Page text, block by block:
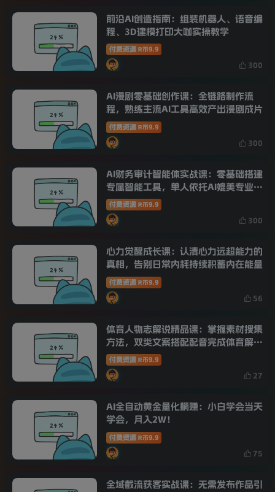
前沿AI创造指南：组装机器人、语音编
程、3D建模打印大咖实操教学
付费资源 R币9.9
300
AI漫剧零基础创作课：全链路制作流
程，熟练主流AI工具高效产出漫剧成片
付费资源 R币9.9
300
AI财务审计智能体实战课：零基础搭建
专属智能工具，单人依托AI媲美专业财
审团队
付费资源 R币9.9
300
心力觉醒成长课：认清心力远超能力的
真相，告别日常内耗持续积蓄内在能量
付费资源 R币9.9
56
体育人物志解说精品课：掌握素材搜集
方法，双类文案搭配配音完成体育解说
创作
付费资源 R币9.9
27
AI全自动黄金量化躺赚：小白学会当天
学会，月入2W！
付费资源 R币9.9
75
全域截流获客实战课：无需发布作品引